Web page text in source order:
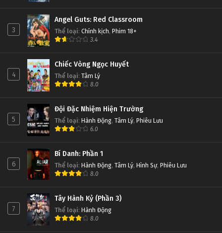
3
Angel Guts: Red Classroom
Thể loại: Chính kịch, Phim 18+
3.4
4
Chiếc Vòng Ngọc Huyết
Thể loại: Tâm Lý
8.0
5
Đội Đặc Nhiệm Hiện Trường
Thể loại: Hành Động, Tâm Lý, Phiêu Lưu
6.0
6
Bí Danh: Phần 1
Thể loại: Hành Động, Tâm Lý, Hình Sự, Phiêu Lưu
8.0
7
Tây Hành Kỷ (Phần 3)
Thể loại: Hành Động
8.0